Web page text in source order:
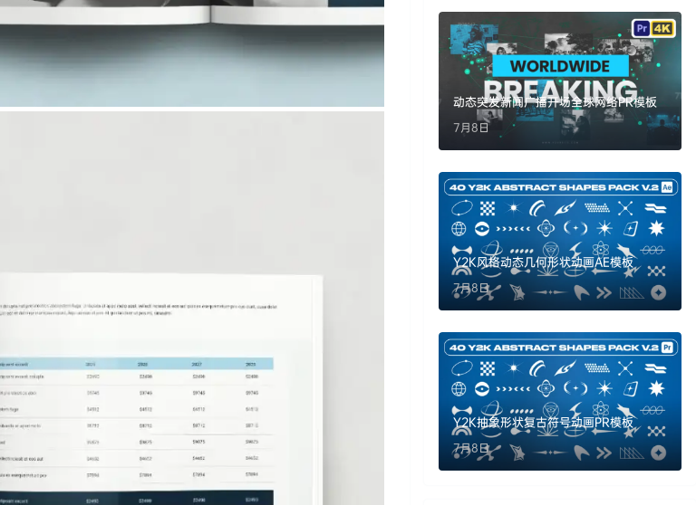
动态突发新闻广播开场全球网络PR模板
7月8日
Y2K风格动态几何形状动画AE模板
7月8日
Y2K抽象形状复古符号动画PR模板
7月8日